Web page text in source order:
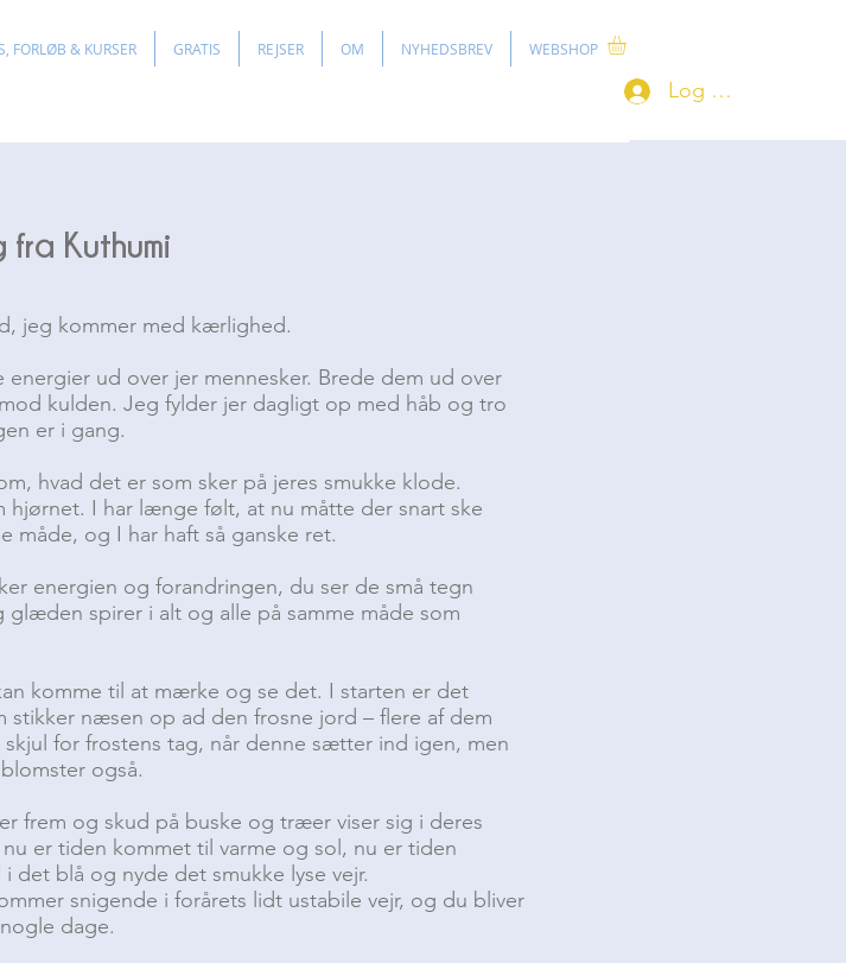
FORLØB & KURSER GRATIS REJSER OM NYHEDSBREV WEBSHOP
Log ind
Kuthumi
jeg kommer med kærlighed.
ud over jer mennesker. Brede dem ud over
kulden. Jeg fylder jer dagligt op med håb og tro
er i gang.
hvad det er som sker på jeres smukke klode.
I har længe følt, at nu måtte der snart ske
måde, og I har haft så ganske ret.
energien og forandringen, du ser de små tegn
spirer i alt og alle på samme måde som
komme til at mærke og se det. I starten er det
næsen op ad den frosne jord – flere af dem
for frostens tag, når denne sætter ind igen, men
også.
frem og skud på buske og træer viser sig i deres
er tiden kommet til varme og sol, nu er tiden
det blå og nyde det smukke lyse vejr.
snigende i forårets lidt ustabile vejr, og du bliver
dage.